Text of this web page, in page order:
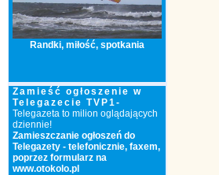
Randki, miłość, spotkania
Zamieść ogłoszenie w
Telegazecie TVP1-
Telegazeta to milion oglądających
dziennie!
Zamieszczanie ogłoszeń do
Telegazety - telefonicznie, faxem,
poprzez formularz na
www.otokolo.pl